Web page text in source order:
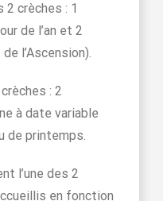
crèches : 1
de l’an et 2
l’Ascension).
: 2
à date variable
de printemps.
l’une des 2
en fonction